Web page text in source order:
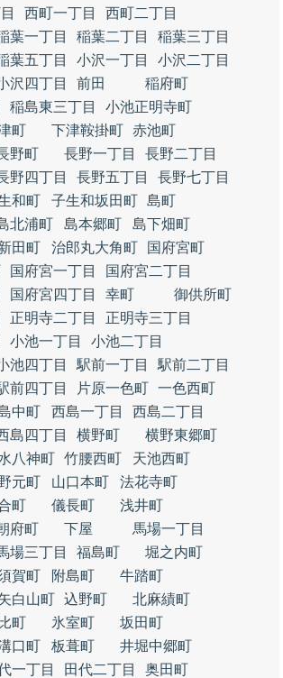
西町一丁目
西町二丁目
葉一丁目 稲葉二丁目
稲葉三丁目
葉五丁目 小沢一丁目
小沢二丁目
沢四丁目 前田
稲府町
稲島東三丁目
小池正明寺町
町 下津鞍掛町 赤池町
野町 長野一丁目
長野二丁目
野四丁目 長野五丁目
長野七丁目
和町 子生和坂田町 島町
北浦町 島本郷町
島下畑町
田町 治郎丸大角町
国府宮町
国府宮一丁目
国府宮二丁目
国府宮四丁目 幸町
御供所町
正明寺二丁目
正明寺三丁目
小池一丁目
小池二丁目
池四丁目 駅前一丁目
駅前二丁目
前四丁目 片原一色町 一色西町
中町 西島一丁目
西島二丁目
島四丁目 横野町
横野東郷町
八神町 竹腰西町
天池西町
元町 山口本町
法花寺町
町 儀長町
浅井町
府町 下屋
馬場一丁目
場三丁目 福島町
堀之内町
賀町 附島町
牛踏町
白山町 込野町
北麻績町
町 氷室町
坂田町
口町 板葺町
井堀中郷町
一丁目 田代二丁目
奥田町